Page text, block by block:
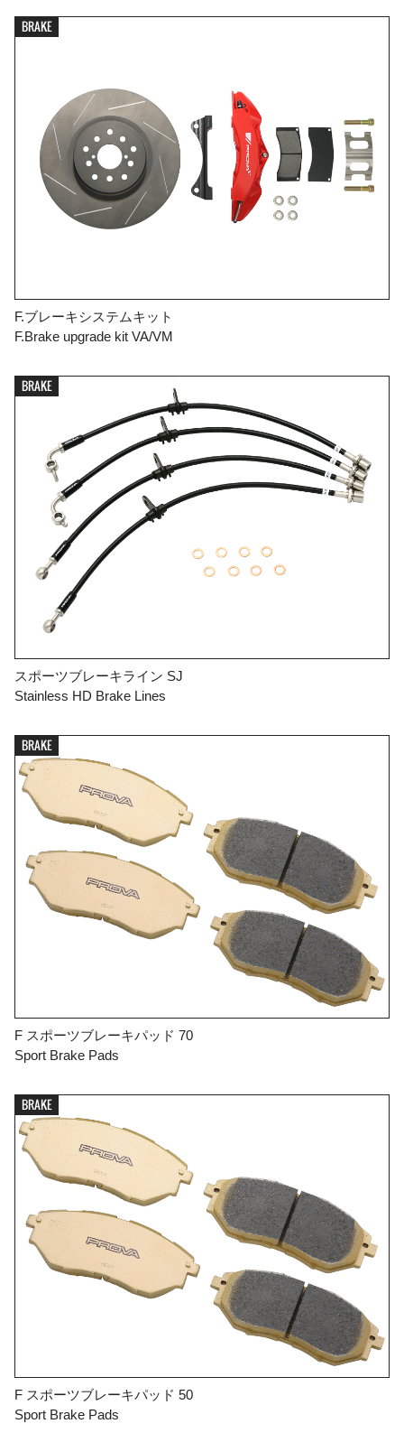
BRAKE
F.ブレーキシステムキット
F.Brake upgrade kit VA/VM
BRAKE
スポーツブレーキライン SJ
Stainless HD Brake Lines
BRAKE
F スポーツブレーキパッド 70
Sport Brake Pads
BRAKE
F スポーツブレーキパッド 50
Sport Brake Pads